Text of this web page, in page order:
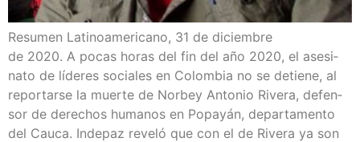
Resu­men Lati­no­ame­ri­cano, 31 de diciem­bre
de 2020. A pocas horas del fin del año 2020, el ase­si­
na­to de líde­res socia­les en Colom­bia no se detie­ne, al
repor­tar­se la muer­te de Nor­bey Anto­nio Rive­ra, defen­
sor de dere­chos huma­nos en Popa­yán, depar­ta­men­to
del Cau­ca. Inde­paz reve­ló que con el de Rive­ra ya son